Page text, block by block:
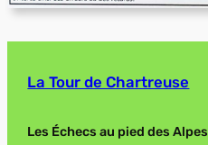
La Tour de Chartreuse
Les Échecs au pied des Alpes